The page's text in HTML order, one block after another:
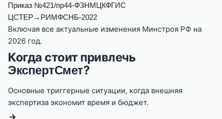
Приказ №421/пр44-ФЗНМЦКФГИС
ЦСТЕР→РИМФСНБ-2022
Включая все актуальные изменения Минстроя РФ на
2026 год.
Когда стоит привлечь
ЭкспертСмет?
Основные триггерные ситуации, когда внешняя
экспертиза экономит время и бюджет.